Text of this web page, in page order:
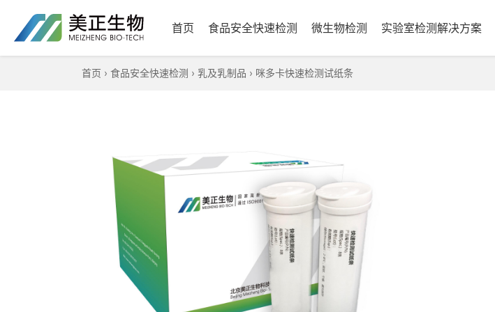
首页 食品安全快速检测 微生物检测 实验室检测解决方案
首页 › 食品安全快速检测 › 乳及乳制品 › 咪多卡快速检测试纸条